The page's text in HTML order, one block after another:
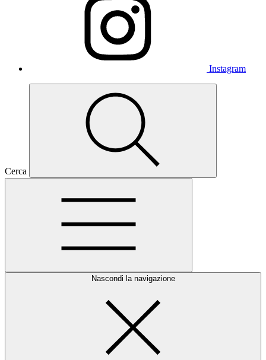
Instagram
Cerca
Nascondi la navigazione